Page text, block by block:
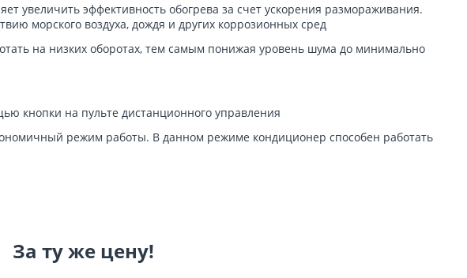
увеличить эффективность обогрева за счет ускорения размораживания.
морского воздуха, дождя и других коррозионных сред
на низких оборотах, тем самым понижая уровень шума до минимально
кнопки на пульте дистанционного управления
режим работы. В данном режиме кондиционер способен работать
За ту же цену!